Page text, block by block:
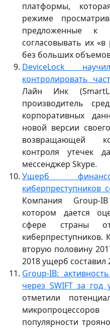
платформы,
режиме
предложенные к
согласовывать их
без больших
DeviceLock
контролировать
Лайн Инк
производитель
корпоративных
новой версии
возвращающей
контроля утечек
мессенджер Skype.
Ущерб
киберпреступников
Компания Group-
котором дается
сфере страны
вторую половину
2018 ущерб составил
Group-IB:
через SWIFT за год
отметили
популярности